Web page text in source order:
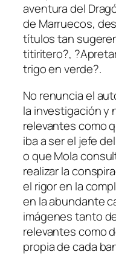
aventura del
de Marruecos,
títulos tan
titiritero?,
trigo en verde?.
No renuncia el
la investigación y
relevantes como
iba a ser el jefe
o que Mola
realizar la
el rigor en la
en la abundante
imágenes tanto
relevantes como
propia de cada